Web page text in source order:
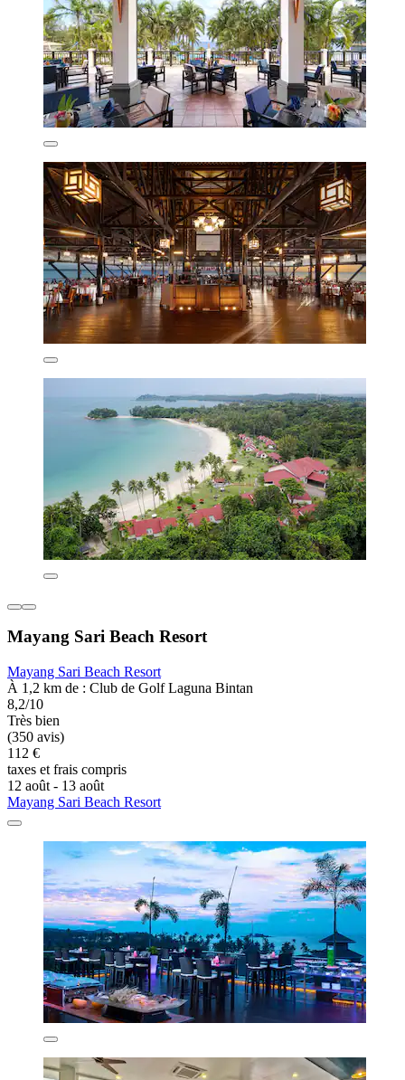
Mayang Sari Beach Resort
Mayang Sari Beach Resort
À 1,2 km de : Club de Golf Laguna Bintan
8,2/10
Très bien
(350 avis)
112 €
taxes et frais compris
12 août - 13 août
Mayang Sari Beach Resort